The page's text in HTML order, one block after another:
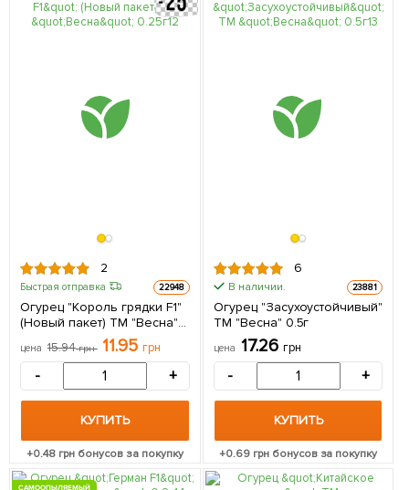
2
Быстрая отправка 22948
Огурец "Король грядки F1"
(Новый пакет) ТМ "Весна"
цена 15.94грн 11.95 грн
- +
КУПИТЬ
+0.48 грн бонусов за покупку
6
В наличии. 23881
Огурец "Засухоустойчивый"
ТМ "Весна" 0.5г
цена 17.26 грн
- +
КУПИТЬ
+0.69грн бонусов за покупку
САМООПЫЛЯЕМЫЙ